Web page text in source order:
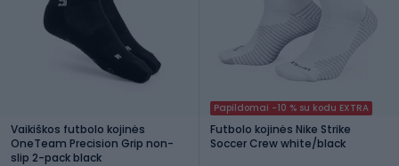
Vaikiškos futbolo kojinės
OneTeam Precision Grip non-
slip 2-pack black
Papildomai -10 % su kodu EXTRA
Futbolo kojinės Nike Strike
Soccer Crew white/black